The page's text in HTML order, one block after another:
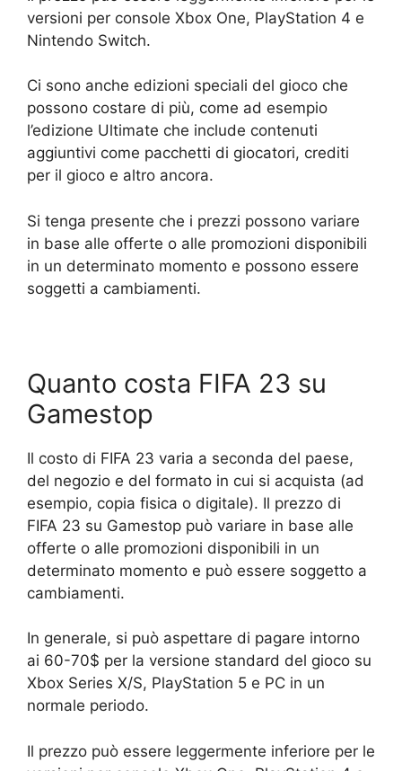
versioni per console Xbox One, PlayStation 4 e
Nintendo Switch.
Ci sono anche edizioni speciali del gioco che
possono costare di più, come ad esempio
l’edizione Ultimate che include contenuti
aggiuntivi come pacchetti di giocatori, crediti
per il gioco e altro ancora.
Si tenga presente che i prezzi possono variare
in base alle offerte o alle promozioni disponibili
in un determinato momento e possono essere
soggetti a cambiamenti.
Quanto costa FIFA 23 su
Gamestop
Il costo di FIFA 23 varia a seconda del paese,
del negozio e del formato in cui si acquista (ad
esempio, copia fisica o digitale). Il prezzo di
FIFA 23 su Gamestop può variare in base alle
offerte o alle promozioni disponibili in un
determinato momento e può essere soggetto a
cambiamenti.
In generale, si può aspettare di pagare intorno
ai 60-70$ per la versione standard del gioco su
Xbox Series X/S, PlayStation 5 e PC in un
normale periodo.
Il prezzo può essere leggermente inferiore per le